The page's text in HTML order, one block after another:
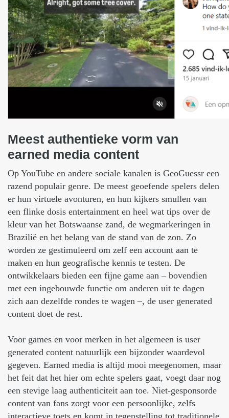
Meest authentieke vorm van
earned media content
Op YouTube en andere sociale kanalen is GeoGuessr een
razend populair genre. De meest geoefende spelers delen
er hun virtuele avonturen, en hun kijkers smullen van
een flinke dosis entertainment en heel wat tips over de
kleur van het Botswaanse zand, de wegmarkeringen in
Brazilië en het belang van de stand van de zon. Zo
worden ze gestimuleerd om zelf een account aan te
maken en hun geografische kennis te testen. De
ontwikkelaars bieden een fijne game aan – bovendien
met een ingebouwde functie om anderen uit te dagen
zich aan dezelfde rondes te wagen –, de user generated
content doet de rest.
Voor games en voor merken in het algemeen is user
generated content natuurlijk een bijzonder waardevol
gegeven. Earned media is altijd mooi meegenomen, maar
het feit dat het hier om echte spelers gaat, voegt daar nog
een stevige laag authenticiteit aan toe. Niet-gesponsorde
content van fans zorgt voor een persoonlijke, zelfs
interactieve toets en komt in tegenstelling tot traditionele